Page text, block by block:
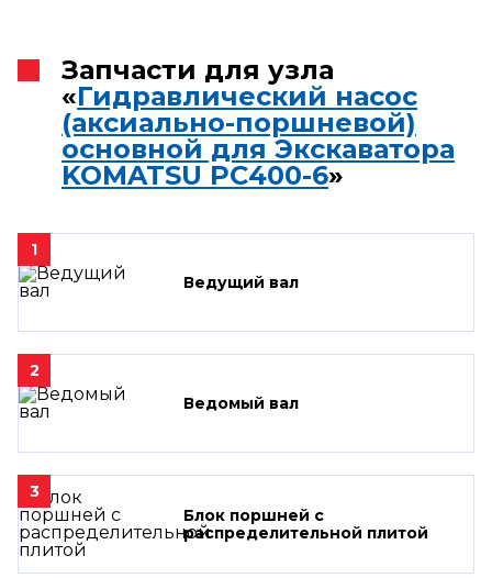
Запчасти для узла
«Гидравлический насос
(аксиально-поршневой)
основной для Экскаватора
KOMATSU PC400-6»
1
Ведущий вал
2
Ведомый вал
3
Блок поршней c
распределительной плитой